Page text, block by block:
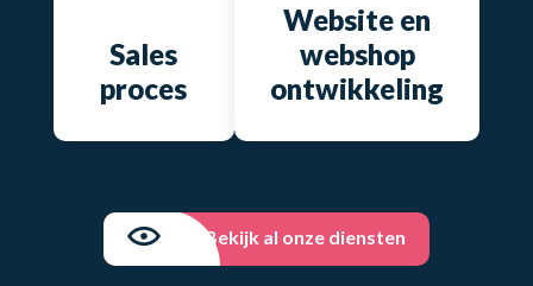
Sales
proces
Website en
webshop
ontwikkeling
Bekijk al onze diensten